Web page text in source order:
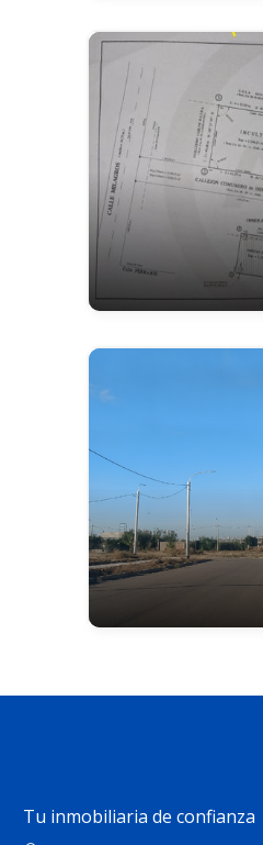
Tu inmobiliaria de confianza